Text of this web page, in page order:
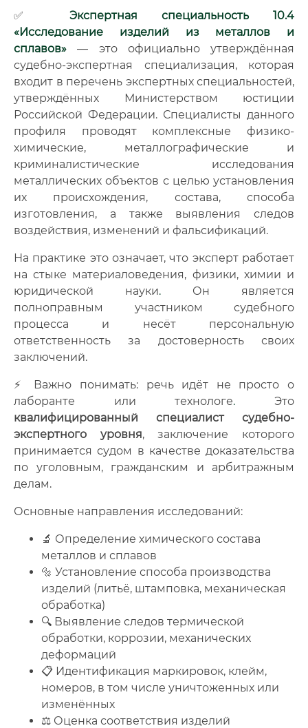
✅ Экспертная специальность 10.4
«Исследование изделий из металлов и
сплавов» — это официально утверждённая
судебно-экспертная специализация, которая
входит в перечень экспертных специальностей,
утверждённых Министерством юстиции
Российской Федерации. Специалисты данного
профиля проводят комплексные физико-
химические, металлографические и
криминалистические исследования
металлических объектов с целью установления
их происхождения, состава, способа
изготовления, а также выявления следов
воздействия, изменений и фальсификаций.
На практике это означает, что эксперт работает
на стыке материаловедения, физики, химии и
юридической науки. Он является
полноправным участником судебного
процесса и несёт персональную
ответственность за достоверность своих
заключений.
⚡ Важно понимать: речь идёт не просто о
лаборанте или технологе. Это
квалифицированный специалист судебно-
экспертного уровня, заключение которого
принимается судом в качестве доказательства
по уголовным, гражданским и арбитражным
делам.
Основные направления исследований:
🔬 Определение химического состава
металлов и сплавов
🔩 Установление способа производства
изделий (литьё, штамповка, механическая
обработка)
🔍 Выявление следов термической
обработки, коррозии, механических
деформаций
📋 Идентификация маркировок, клейм,
номеров, в том числе уничтоженных или
изменённых
⚖️ Оценка соответствия изделий